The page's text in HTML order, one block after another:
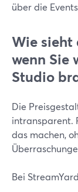
über die
Wie sieht
wenn Sie
Studio
Die
intransparent.
das machen,
Bei